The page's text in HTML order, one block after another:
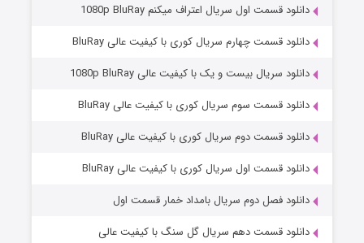
عملیات آپارتمان
قسمت۲ (زیرنویس) منتشر شد
دانلود قسمت اول سریال اعتراف میکنم 1080p BluRay
دانلود قسمت چهارم سریال کوری با کیفیت عالی BluRay
دانلود سریال بیست و یک با کیفیت عالی 1080p BluRay
دانلود قسمت سوم سریال کوری با کیفیت عالی BluRay
دانلود قسمت دوم سریال کوری با کیفیت عالی BluRay
دانلود قسمت اول سریال کوری با کیفیت عالی BluRay
دانلود فصل دوم سریال بامداد خمار قسمت اول
دانلود قسمت دهم سریال گل سنگ با کیفیت عالی